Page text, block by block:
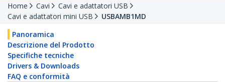
Home Cavi
Cavi e adattatori USB
Cavi e adattatori mini USB
USBAMB1MD
Panoramica
Descrizione del Prodotto
Specifiche tecniche
Drivers & Downloads
FAQ e conformità